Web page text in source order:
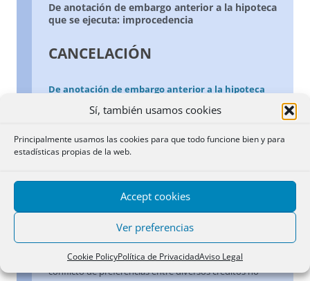
Sí, también usamos cookies
Principalmente usamos las cookies para que todo funcione bien y para
estadísticas propias de la web.
Accept cookies
Ver preferencias
Cookie PolicyPolítica de PrivacidadAviso Legal
De anotación de embargo anterior a la hipoteca
que se ejecuta: improcedencia
CANCELACIÓN
De anotación de embargo anterior a la hipoteca
que se ejecuta: improcedencia
De anotación de embargo anterior a la hipoteca
que se ejecuta: improcedencia
practicadas en el Registro de la Propiedad con
anterioridad a la inscripción de la hipoteca ejecutada en
mencionadas anotaciones, puesto que la solución del
conflicto de preferencias entre diversos créditos no